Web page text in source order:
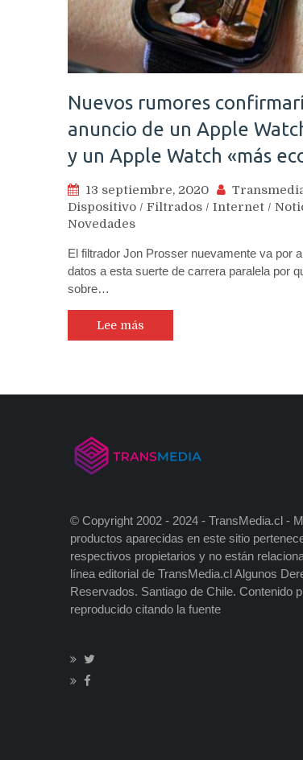
Nuevos rumores
anuncio de un Apple
y un Apple Watch «más
13 septiembre, 2020
Dispositivo / Filtrados / Internet /
Novedades
El filtrador Jon Prosser nuevamente va por
datos a esta suerte de carrera paralela por
sobre…
Lee más
© Copyright 2002 - 2024 - TransMedia.cl -
productos aparecidas en este sitio
respectivos propietarios y no están
línea editorial de TransMedia.cl Algunos
Reservados. Santiago de Chile. Contenido
reproducido citando la fuente